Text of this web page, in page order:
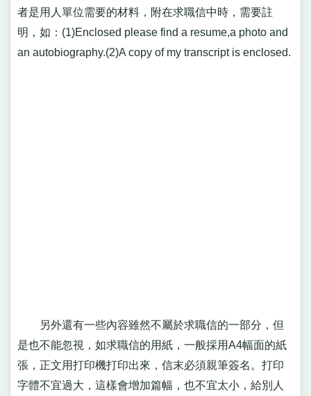
者是用人單位需要的材料，附在求職信中時，需要註
明，如：(1)Enclosed please find a resume,a photo and
an autobiography.(2)A copy of my transcript is enclosed.
另外還有一些內容雖然不屬於求職信的一部分，但
是也不能忽視，如求職信的用紙，一般採用A4幅面的紙
張，正文用打印機打印出來，信末必須親筆簽名。打印
字體不宜過大，這樣會增加篇幅，也不宜太小，給別人